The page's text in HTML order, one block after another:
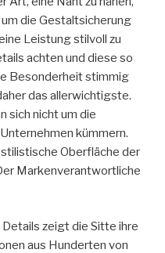
die Gestaltsicherung
Leistung stilvoll zu
achten und diese so
Besonderheit stimmig
das allerwichtigste.
sich nicht um die
kümmern.
Oberfläche der
Markenverantwortliche
zeigt die Sitte ihre
aus Hunderten von